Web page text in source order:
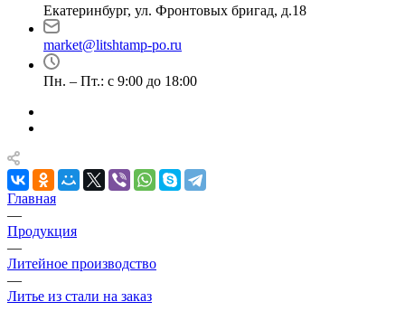
Екатеринбург, ул. Фронтовых бригад, д.18
market@litshtamp-po.ru
Пн. – Пт.: с 9:00 до 18:00
Главная
—
Продукция
—
Литейное производство
—
Литье из стали на заказ